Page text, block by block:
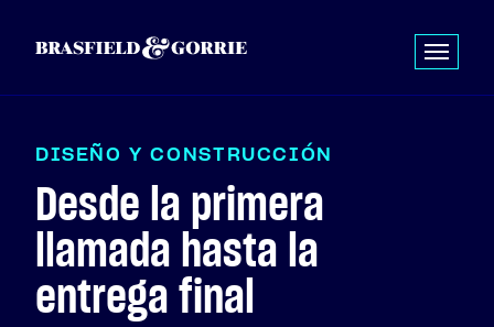
DISEÑO Y CO NST RUCCIÓN
Desde la primera
llamada hasta la
entrega final